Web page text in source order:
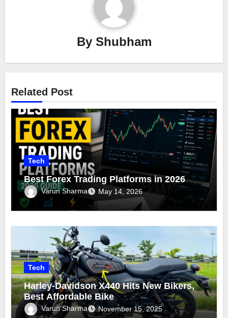
By Shubham
Related Post
Tech
Best Forex Trading Platforms in 2026
Varun Sharma May 14, 2026
Tech
Harley-Davidson X440 Hits New Bikers,
Best Affordable Bike
Varun Sharma November 15, 2025